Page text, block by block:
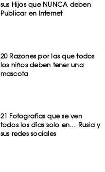
sus Hijos que NUNCA deben
Publicar en Internet
20 Razones por las que todos
los niños deben tener una
mascota
21 Fotografías que se ven
todos los días solo en… Rusia y
sus redes sociales